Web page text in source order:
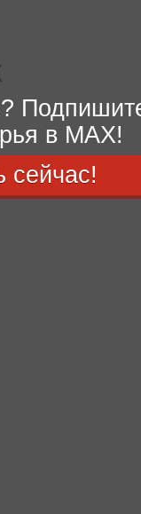
в MAX!
сейчас!